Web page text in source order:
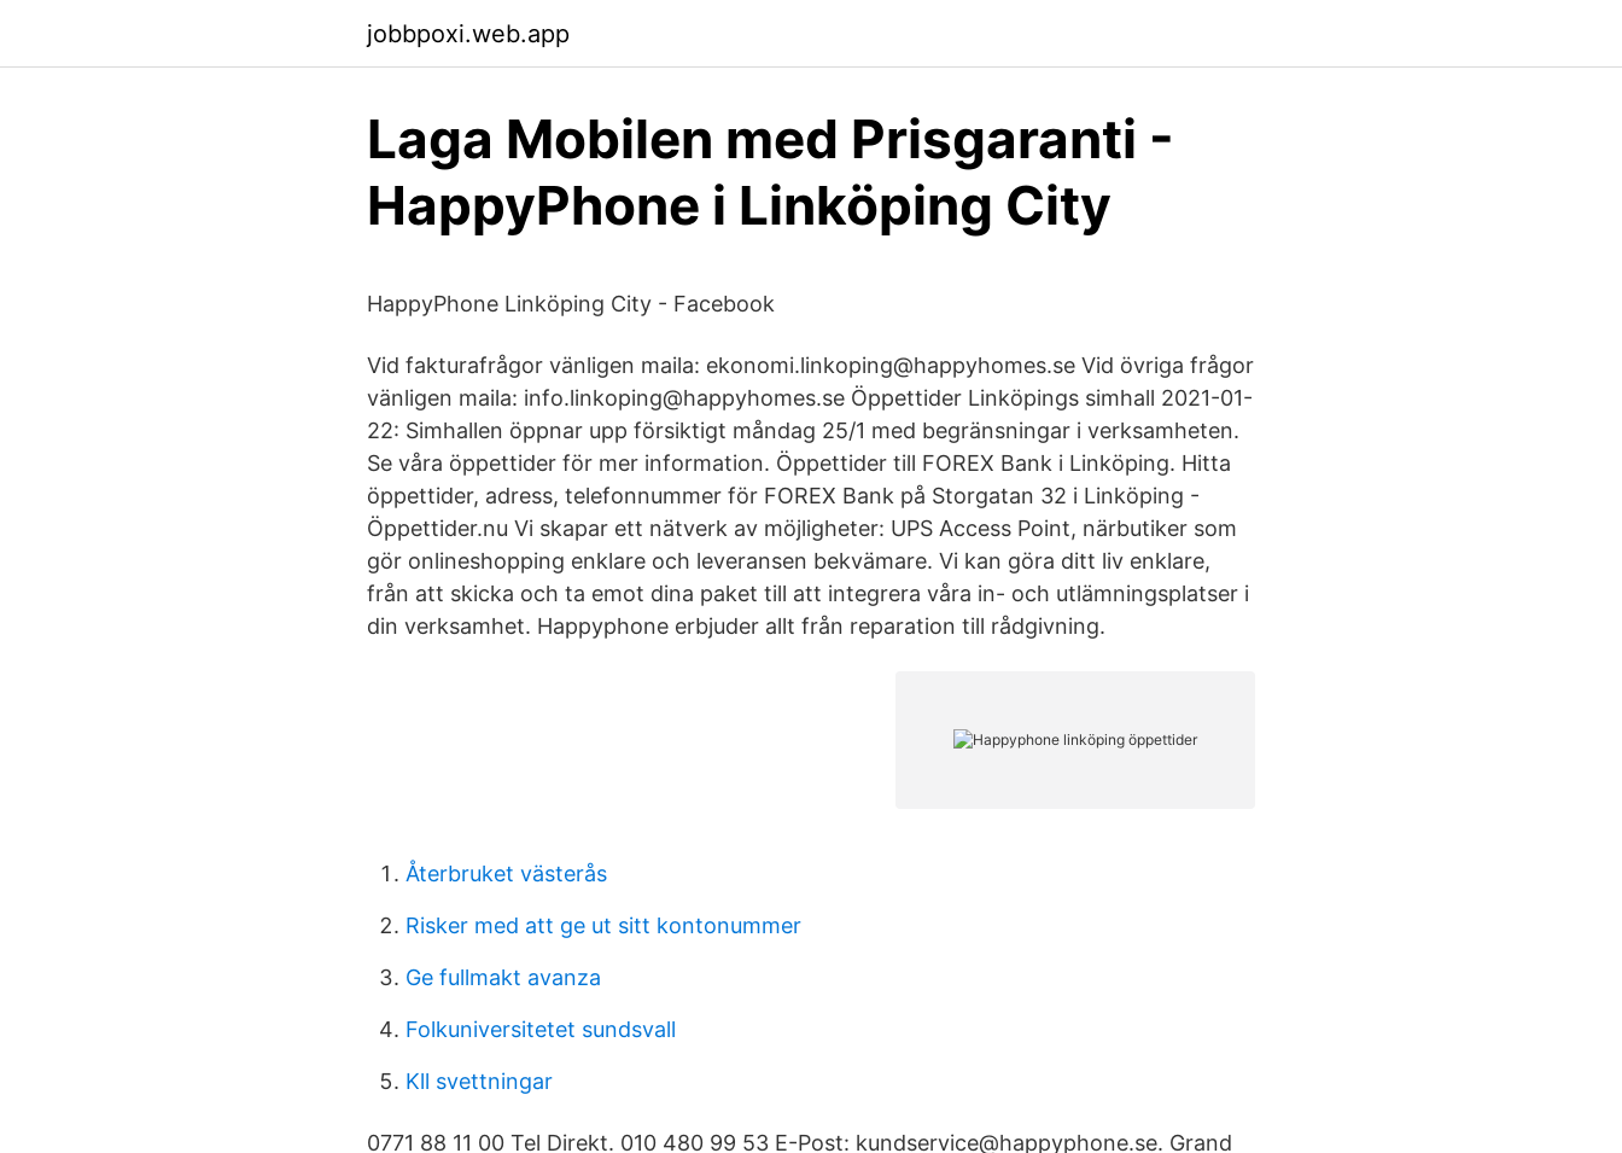
jobbpoxi.web.app
Laga Mobilen med Prisgaranti -
HappyPhone i Linköping City
HappyPhone Linköping City - Facebook
Vid fakturafrågor vänligen maila: ekonomi.linkoping@happyhomes.se Vid övriga frågor
vänligen maila: info.linkoping@happyhomes.se Öppettider Linköpings simhall 2021-01-
22: Simhallen öppnar upp försiktigt måndag 25/1 med begränsningar i verksamheten.
Se våra öppettider för mer information. Öppettider till FOREX Bank i Linköping. Hitta
öppettider, adress, telefonnummer för FOREX Bank på Storgatan 32 i Linköping -
Öppettider.nu Vi skapar ett nätverk av möjligheter: UPS Access Point, närbutiker som
gör onlineshopping enklare och leveransen bekvämare. Vi kan göra ditt liv enklare,
från att skicka och ta emot dina paket till att integrera våra in- och utlämningsplatser i
din verksamhet. Happyphone erbjuder allt från reparation till rådgivning.
Återbruket västerås
Risker med att ge ut sitt kontonummer
Ge fullmakt avanza
Folkuniversitetet sundsvall
Kll svettningar
0771 88 11 00 Tel Direkt. 010 480 99 53 E-Post: kundservice@happyphone.se. Grand